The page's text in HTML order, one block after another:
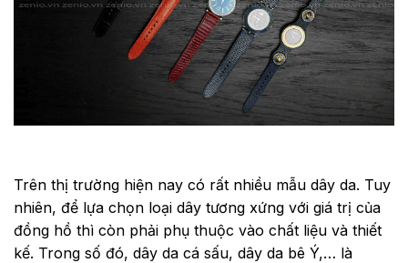
Trên thị trường hiện nay có rất nhiều mẫu dây da. Tuy
nhiên, để lựa chọn loại dây tương xứng với giá trị của
đồng hồ thì còn phải phụ thuộc vào chất liệu và thiết
kế. Trong số đó, dây da cá sấu, dây da bê Ý,… là